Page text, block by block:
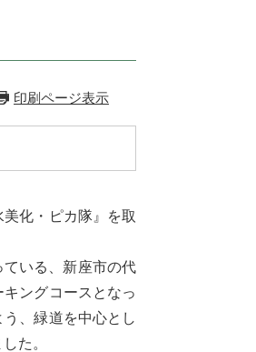
印刷ページ表示
化・ピカ隊』を取
いる、新座市の代
ングコースとなっ
、緑道を中心とし
た。